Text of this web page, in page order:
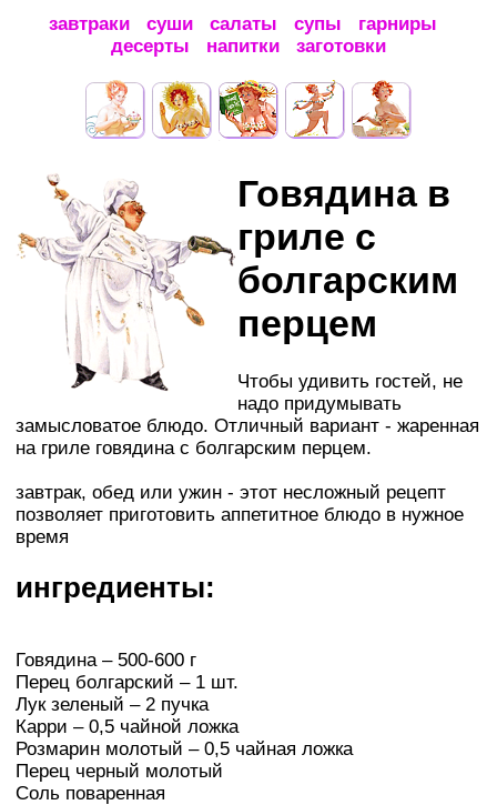
завтраки суши салаты супы
гарниры
десерты
напитки заготовки
Говядина в
гриле с
болгарским
перцем
Чтобы удивить гостей, не
надо придумывать
замысловатое блюдо. Отличный вариант - жаренная
на гриле говядина с болгарским перцем.
завтрак, обед или ужин - этот несложный рецепт
позволяет приготовить аппетитное блюдо в нужное
время
ингредиенты:
Говядина – 500-600 г
Перец болгарский – 1 шт.
Лук зеленый – 2 пучка
Карри – 0,5 чайной ложка
Розмарин молотый – 0,5 чайная ложка
Перец черный молотый
Соль поваренная